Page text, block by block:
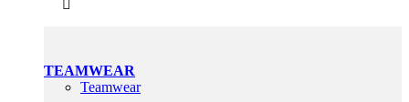
TEAMWEAR
Teamwear